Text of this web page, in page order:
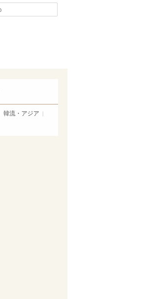
韓流・アジア